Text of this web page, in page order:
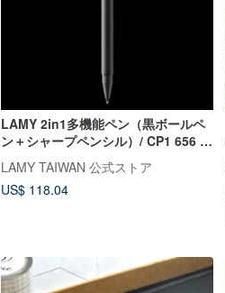
LAMY 2in1多機能ペン（黒ボールペ
ン＋シャープペンシル）/ CP1 656 シ
LAMY TAIWAN 公式ストア
US$ 118.04